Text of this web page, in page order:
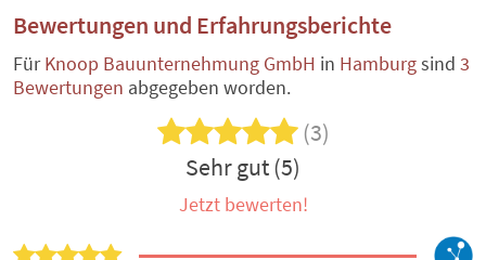
Bewertungen und Erfahrungsberichte
FürKnoop Bauunternehmung GmbH in Hamburgsind 3
Bewertungen abgegeben worden.
(3)
Sehr gut (5)
Jetzt bewerten!